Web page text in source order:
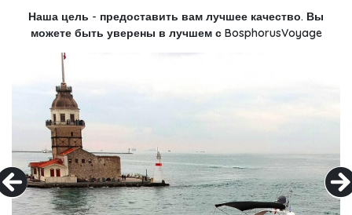
Наша цель - предоставить вам лучшее качество. Вы
можете быть уверены в лучшем с BosphorusVoyage